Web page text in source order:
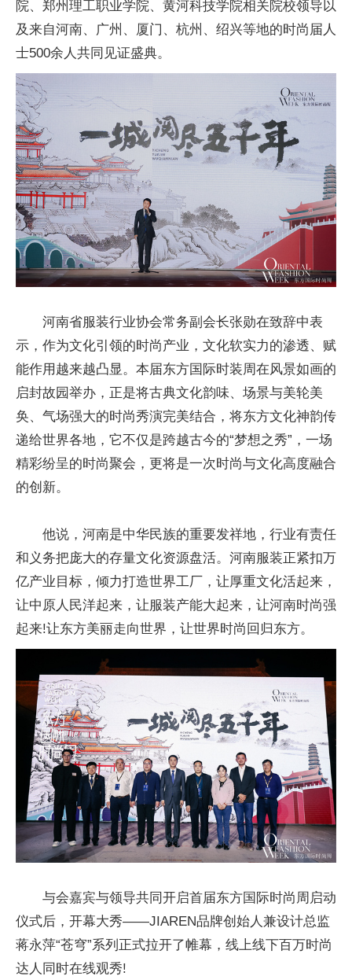
院、郑州理工职业学院、黄河科技学院相关院校领导以
及来自河南、广州、厦门、杭州、绍兴等地的时尚届人
士500余人共同见证盛典。
河南省服装行业协会常务副会长张勋在致辞中表
示，作为文化引领的时尚产业，文化软实力的渗透、赋
能作用越来越凸显。本届东方国际时装周在风景如画的
启封故园举办，正是将古典文化韵味、场景与美轮美
奂、气场强大的时尚秀演完美结合，将东方文化神韵传
递给世界各地，它不仅是跨越古今的“梦想之秀”，一场
精彩纷呈的时尚聚会，更将是一次时尚与文化高度融合
的创新。
他说，河南是中华民族的重要发祥地，行业有责任
和义务把庞大的存量文化资源盘活。河南服装正紧扣万
亿产业目标，倾力打造世界工厂，让厚重文化活起来，
让中原人民洋起来，让服装产能大起来，让河南时尚强
起来!让东方美丽走向世界，让世界时尚回归东方。
与会嘉宾与领导共同开启首届东方国际时尚周启动
仪式后，开幕大秀——JIAREN品牌创始人兼设计总监
蒋永萍“苍穹”系列正式拉开了帷幕，线上线下百万时尚
达人同时在线观秀!